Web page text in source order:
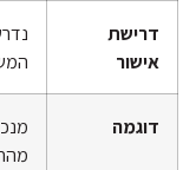
דרישת
אישור
דוגמה